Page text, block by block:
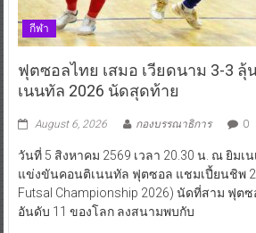
กีฬา
ฟุตซอลไทย เสมอ เวียดนาม 3-3
เนนทัล 2026 นัดสุดท้าย
August 6, 2026 กองบรรณาธิการ 0
วันที่ 5 สิงหาคม 2569 เวลา 20.30 น. ณ ยิมเ
แข่งขันคอนติเนนทัล ฟุตซอล แชมเปี้ยนชิพ
Futsal Championship 2026) นัดที่สาม ฟุต
อันดับ 11 ของโลก ลงสนามพบกับ